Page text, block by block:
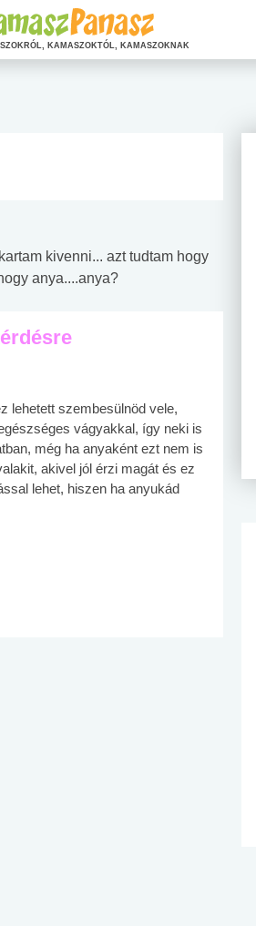
kivenni... azt tudtam hogy
anya....anya?
lehetett szembesülnöd vele,
vágyakkal, így neki is
még ha anyaként ezt nem is
akivel jól érzi magát és ez
lehet, hiszen ha anyukád
KAMASZOKTÓL, KAMASZOKNAK